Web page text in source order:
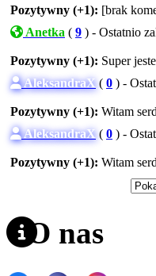
Pozytywny (+1): [brak
Anetka ( 9 ) - Ostatnio
Pozytywny (+1): Super
AleksandraX ( 0 ) -
Pozytywny (+1): Witam
AleksandraX ( 0 ) -
Pozytywny (+1): Witam
O nas